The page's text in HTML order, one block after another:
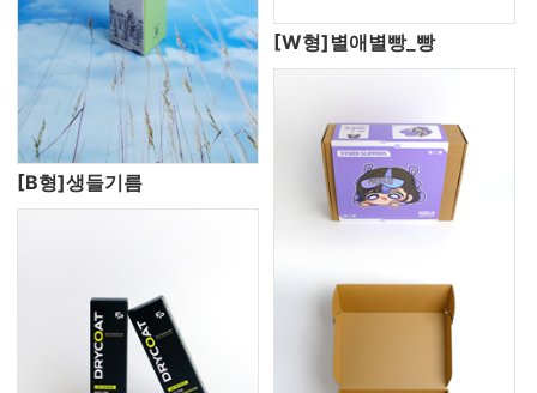
[B형]생들기름
[W형]별애별빵_빵